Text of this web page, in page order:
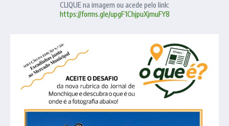
CLIQUE na imagem ou acede pelo link:
https://forms.gle/upgF1ChjpuXjmuFY8